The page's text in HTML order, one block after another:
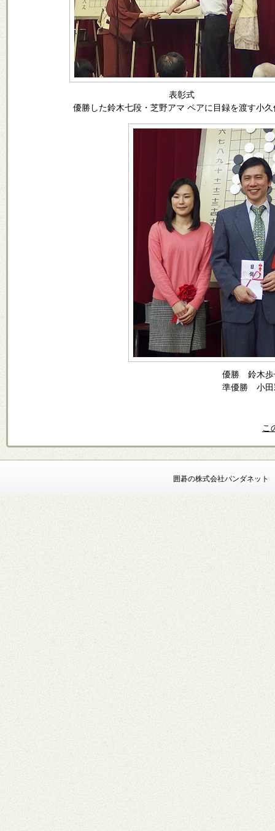
表彰式
優勝した鈴木七段・芝野アマ ペアに目録を渡す小久
優勝 鈴木歩
準優勝 小田
こ
囲碁の株式会社パンダネッ